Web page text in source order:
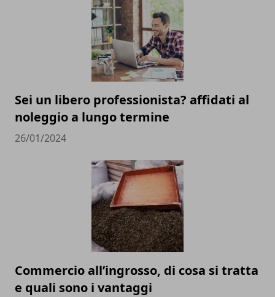
Sei un libero professionista? affidati al
noleggio a lungo termine
26/01/2024
Commercio all’ingrosso, di cosa si tratta
e quali sono i vantaggi